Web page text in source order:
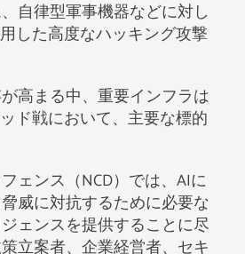
自律型軍事機器などに対し
した高度なハッキング攻撃
高まる中、重要インフラは
ド戦において、主要な標的
ェンス（NCD）では、AIに
威に対抗するために必要な
ェンスを提供することに尽
立案者、企業経営者、セキ